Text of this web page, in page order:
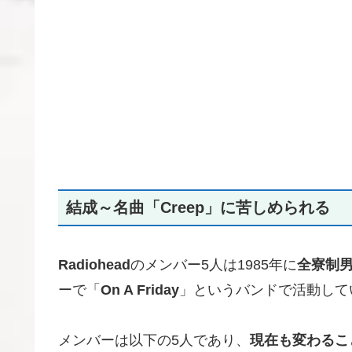
結成～名曲「Creep」に苦しめられる
Radioheadのメンバー5人は1985年に全寮制
ーで「 On A Friday 」というバンドで活動し
メンバーは以下の5人であり、 現在も変わる